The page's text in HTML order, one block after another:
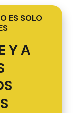
ES SOLO
Y A